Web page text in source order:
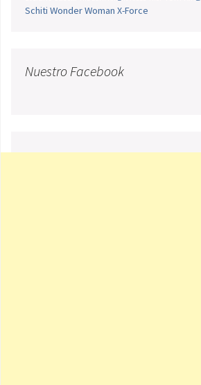
Schiti Wonder Woman X-Force
Nuestro Facebook